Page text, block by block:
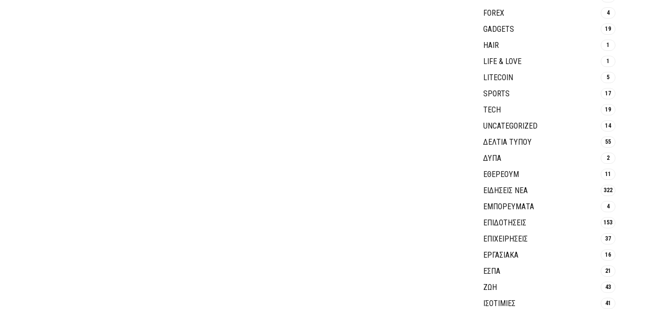
FOREX 4
GADGETS 19
HAIR 1
LIFE & LOVE 1
LITECOIN 5
SPORTS 17
TECH 19
UNCATEGORIZED 14
ΔΕΛΤΙΑ ΤΥΠΟΥ 55
ΔΥΠΑ 2
ΕΘΈΡΕΟΥΜ 11
ΕΙΔΗΣΕΙΣ ΝΕΑ 322
ΕΜΠΟΡΕΥΜΑΤΑ 4
ΕΠΙΔΟΤΗΣΕΙΣ 153
ΕΠΙΧΕΙΡΗΣΕΙΣ 37
ΕΡΓΑΣΙΑΚΑ 16
ΕΣΠΑ 21
ΖΩΗ 43
ΙΣΟΤΙΜΙΕΣ 41